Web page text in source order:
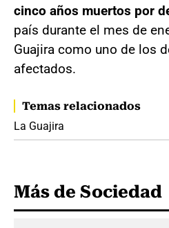
cinco años muertos por
país durante el mes de
Guajira como uno de los
afectados.
Temas relacionados
La Guajira
Más de Sociedad